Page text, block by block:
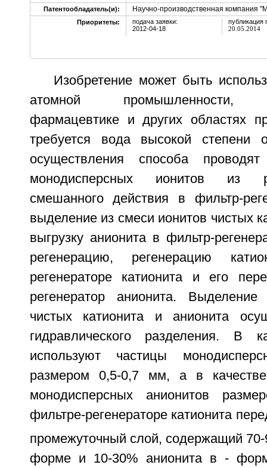
Патентообладатель(и):
Научно-производственная
Приоритеты:
подача заявки:
2012-04-18
публикация
20.05.2014
Изобретение может быть
атомной промышленности,
фармацевтике и других областях
требуется вода высокой степени
осуществления способа
монодисперсных ионитов из
смешанного действия в фильтр-
выделение из смеси ионитов чистых
выгрузку анионита в фильтр-
регенерацию, регенерацию
регенераторе катионита и его
регенератор анионита.
чистых катионита и анионита
гидравлического разделения. В
используют частицы
размером 0,5-0,7 мм, а в
монодисперсных анионитов
фильтре-регенераторе катионита
промежуточный слой, содержащий 70-
форме и 10-30% анионита в -